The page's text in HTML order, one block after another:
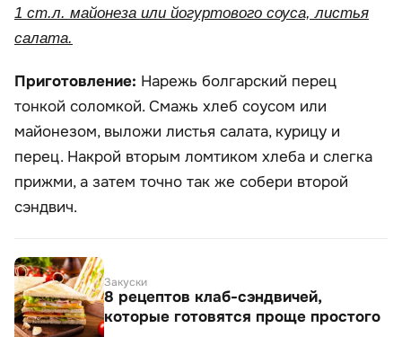
1 ст.л. майонеза или йогуртового соуса, листья
салата.
Приготовление: Нарежь болгарский перец
тонкой соломкой. Смажь хлеб соусом или
майонезом, выложи листья салата, курицу и
перец. Накрой вторым ломтиком хлеба и слегка
прижми, а затем точно так же собери второй
сэндвич.
Закуски
8 рецептов клаб-сэндвичей,
которые готовятся проще простого